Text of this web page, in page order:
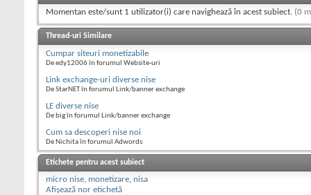
Momentan este/sunt 1 utilizator(i) care navighează în acest subiect. (0
Thread-uri Similare
Cumpar siteuri monetizabile
De edy12006 în forumul Website-uri
Link exchange-uri diverse nise
De StarNET în forumul Link/banner exchange
LE diverse nise
De big în forumul Link/banner exchange
Cum sa descoperi nise noi
De Nichita în forumul Adwords
Etichete pentru acest subiect
micro nise, monetizare, nisa
Afișează nor etichetă